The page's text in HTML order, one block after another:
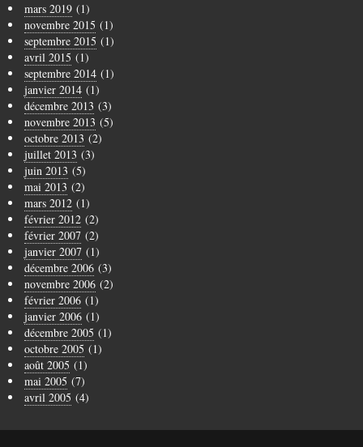
mars 2019 (1)
novembre 2015 (1)
septembre 2015 (1)
avril 2015 (1)
septembre 2014 (1)
janvier 2014 (1)
décembre 2013 (3)
novembre 2013 (5)
octobre 2013 (2)
juillet 2013 (3)
juin 2013 (5)
mai 2013 (2)
mars 2012 (1)
février 2012 (2)
février 2007 (2)
janvier 2007 (1)
décembre 2006 (3)
novembre 2006 (2)
février 2006 (1)
janvier 2006 (1)
décembre 2005 (1)
octobre 2005 (1)
août 2005 (1)
mai 2005 (7)
avril 2005 (4)